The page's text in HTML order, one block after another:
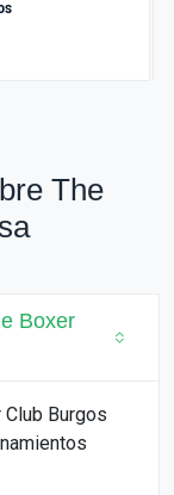
The
Boxer
Burgos